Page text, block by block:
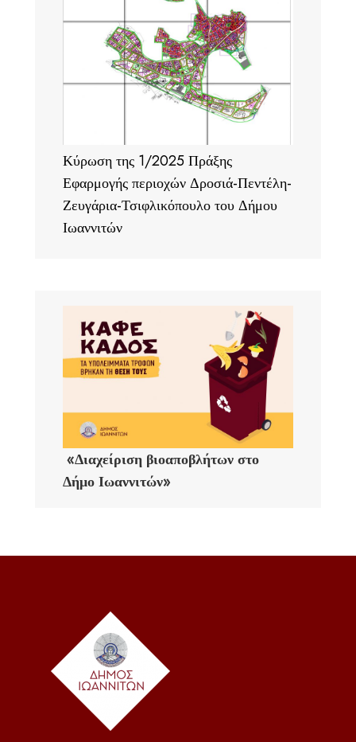
Κύρωση της 1/2025 Πράξης
Εφαρμογής περιοχών Δροσιά-Πεντέλη-
Ζευγάρια-Τσιφλικόπουλο του Δήμου
Ιωαννιτών
«Διαχείριση βιοαποβλήτων στο
Δήμο Ιωαννιτών»